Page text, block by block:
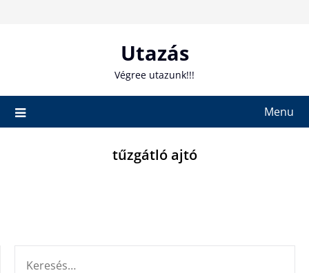
Utazás
Végree utazunk!!!
Menu
tűzgátló ajtó